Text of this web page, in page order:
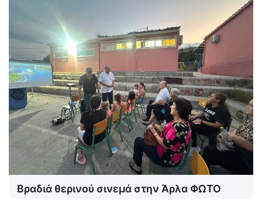
Βραδιά θερινού σινεμά στην Άρλα ΦΩΤΟ